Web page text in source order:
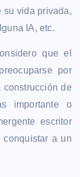
su vida privada,
IA, etc.
que el
por
de
importante o
escritor
a un